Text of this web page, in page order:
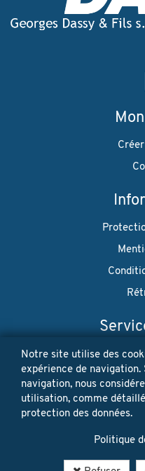
Restez à jour! Vos
vendues ni louées.
Notre site utilise des
expérience de navigation.
navigation, nous
utilisation, comme
protection des données.
Politique